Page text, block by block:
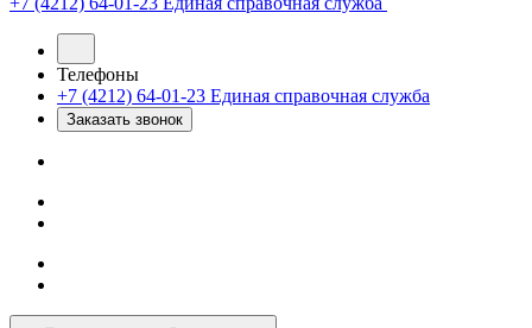
Телефоны
+7 (4212) 64-01-23 Единая справочная служба
Заказать звонок